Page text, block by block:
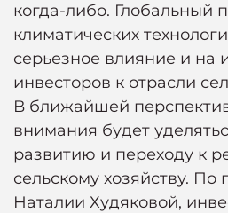
когда-либо. Глобальный
климатических
серьезное влияние и на
инвесторов к отрасли
В ближайшей
внимания будет
развитию и переходу к
сельскому хозяйству. По
Наталии Худяковой,